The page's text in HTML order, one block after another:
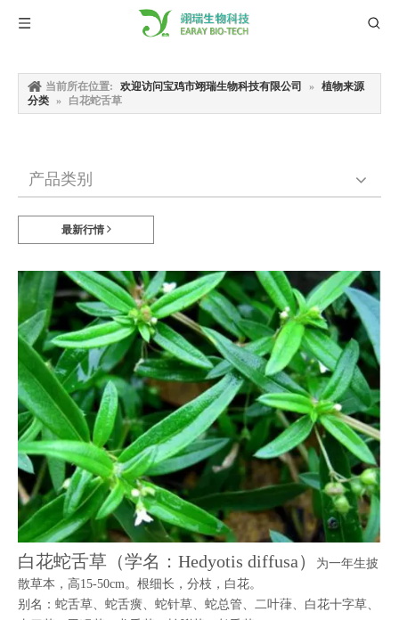
当前所在位置: 欢迎访问宝鸡市翊瑞生物科技有限公司 »
植物来源
分类 » 白花蛇舌草
产品类别
最新行情
白花蛇舌草（学名：Hedyotis diffusa）
为一年生披
散草本，高15-50cm。根细长，分枝，白花。
别名：蛇舌草、蛇舌癀、蛇针草、蛇总管、二叶葎、白花十字草、